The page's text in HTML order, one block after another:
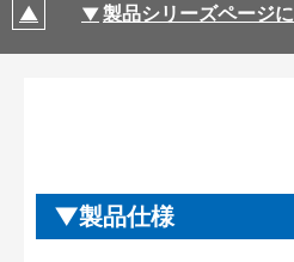
製品シリーズページ
製品仕様